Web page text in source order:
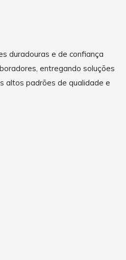
duradouras e de confiança
entregando soluções
altos padrões de qualidade e